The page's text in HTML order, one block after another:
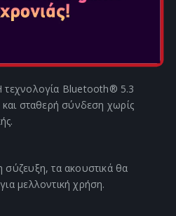
πρόσθετα ακουστικά για
σας στον ακουστικό πόρο
των ακουστικών.
Bluetooth® 5.3
και σταθερή σύνδεση χωρίς
τα ακουστικά θα
μελλοντική χρήση.